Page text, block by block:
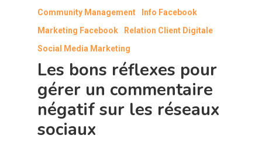
Community Management
Info Facebook
Marketing Facebook
Relation Client Digitale
Social Media Marketing
Les bons réflexes pour
gérer un commentaire
négatif sur les réseaux
sociaux